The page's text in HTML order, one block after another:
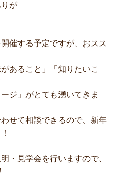
が
催する予定ですが、おスス
あること」「知りたいこ
ジ」がとても湧いてきま
せて相談できるので、新年
・見学会を行いますので、